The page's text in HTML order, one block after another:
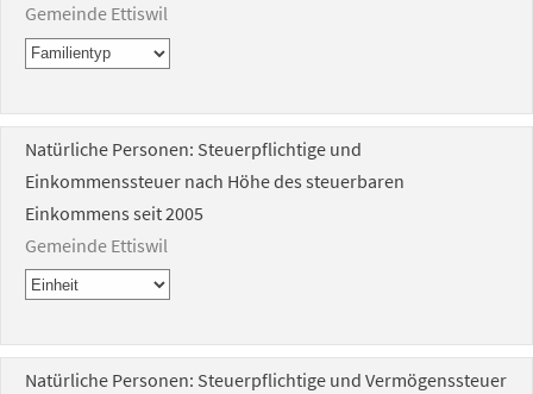
Gemeinde Ettiswil
Natürliche Personen: Steuerpflichtige und
Einkommenssteuer nach Höhe des steuerbaren
Einkommens seit 2005
Gemeinde Ettiswil
Natürliche Personen: Steuerpflichtige und Vermögenssteuer